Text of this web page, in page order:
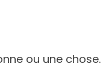
ou une chose.